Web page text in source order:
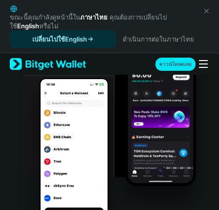
English
日本語
Tiếng Việt
Español (Latinoamérica)
Türkçe
Italiano
Português (Portugal)
Bahasa Indonesia
Português (Brasil)
ขณะนี้คุณกำลังดูหน้านี้ในภาษาไทย คุณต้องการเปลี่ยนไป
ใช้Englishหรือไม่
เปลี่ยนไปใช้English
ดำเนินการต่อในภาษาไทย
ดาวน์โหลดเลย